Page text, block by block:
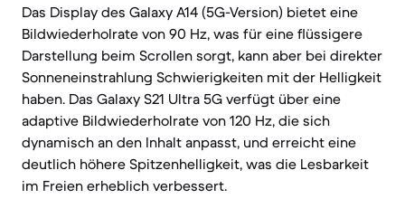
Das Display des Galaxy A14 (5G-Version) bietet eine
Bildwiederholrate von 90 Hz, was für eine flüssigere
Darstellung beim Scrollen sorgt, kann aber bei direkter
Sonneneinstrahlung Schwierigkeiten mit der Helligkeit
haben. Das Galaxy S21 Ultra 5G verfügt über eine
adaptive Bildwiederholrate von 120 Hz, die sich
dynamisch an den Inhalt anpasst, und erreicht eine
deutlich höhere Spitzenhelligkeit, was die Lesbarkeit
im Freien erheblich verbessert.